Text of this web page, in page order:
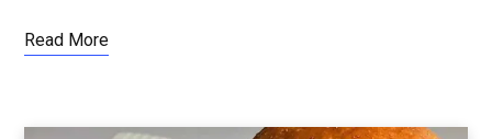
Read More